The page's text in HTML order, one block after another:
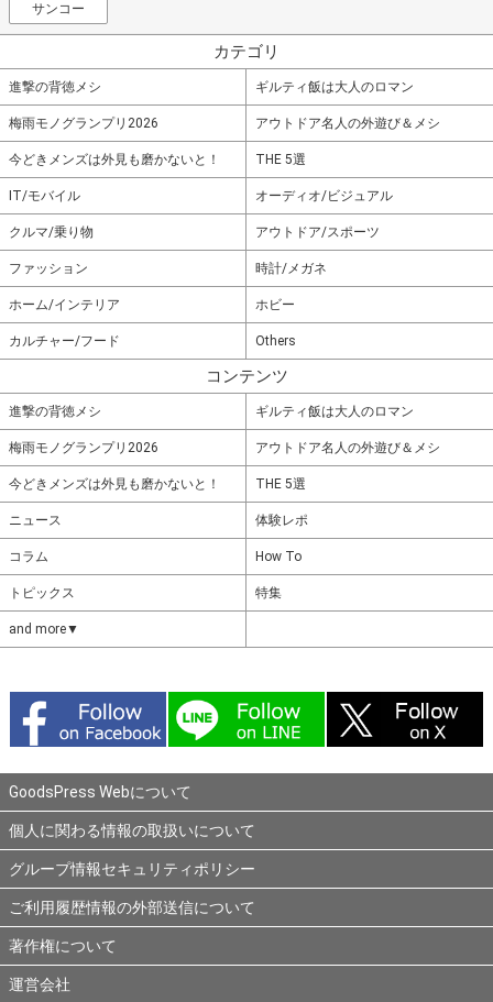
サンコー
カテゴリ
進撃の背徳メシ ギルティ飯は大人のロマン
梅雨モノグランプリ2026 アウトドア名人の外遊び＆メシ
今どきメンズは外見も磨かないと！ THE 5選
IT/モバイル オーディオ/ビジュアル
クルマ/乗り物 アウトドア/スポーツ
ファッション 時計/メガネ
ホーム/インテリア ホビー
カルチャー/フード Others
コンテンツ
進撃の背徳メシ ギルティ飯は大人のロマン
梅雨モノグランプリ2026 アウトドア名人の外遊び＆メシ
今どきメンズは外見も磨かないと！ THE 5選
ニュース 体験レポ
コラム How To
トピックス 特集
and more▼
GoodsPress Webについて
個人に関わる情報の取扱いについて
グループ情報セキュリティポリシー
ご利用履歴情報の外部送信について
著作権について
運営会社